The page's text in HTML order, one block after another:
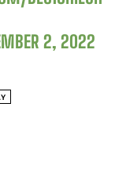
2, 2022